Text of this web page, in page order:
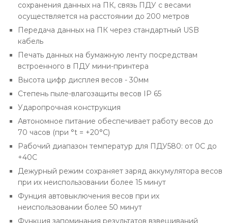
сохранения данных на ПК, связь ПДУ с весами
осуществляется на расстоянии до 200 метров
Передача данных на ПК через стандартный USB
кабель
Печать данных на бумажную ленту посредствам
встроенного в ПДУ мини-принтера
Высота цифр дисплея весов - 30мм
Степень пыле-влагозащиты весов IP 65
Ударопрочная конструкция
Автономное питание обеспечивает работу весов до
70 часов (при °t = +20°С)
Рабочий диапазон температур для ПДУ580: от 0C до
+40C
Дежурный режим сохраняет заряд аккумулятора весов
при их неиспользовании более 15 минут
Фунция автовыключения весов при их
неиспользовании более 50 минут
Функция запоминания результатов взвешиваний